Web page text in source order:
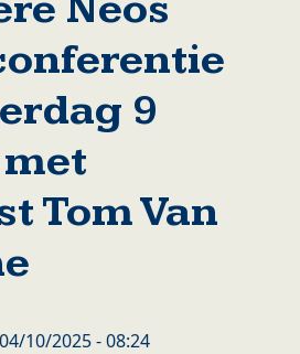
9
Tom Van
10/2025 - 08:24